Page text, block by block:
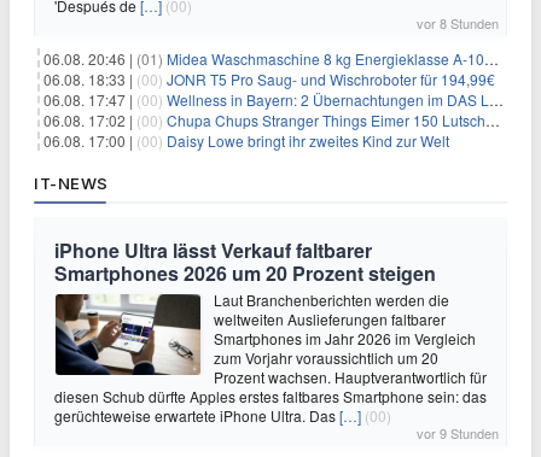
'Después de […] (00)
vor 8 Stunden
06.08. 20:46 | (01) Midea Waschmaschine 8 kg Energieklasse A-10% 1400 U/Min für 289,97€
06.08. 18:33 | (00) JONR T5 Pro Saug- und Wischroboter für 194,99€
06.08. 17:47 | (00) Wellness in Bayern: 2 Übernachtungen im DAS LUDWIG Sports Resort inkl. HP + Wellness ab 174€ p.P.
06.08. 17:02 | (00) Chupa Chups Stranger Things Eimer 150 Lutscher für 21,95€
06.08. 17:00 | (00) Daisy Lowe bringt ihr zweites Kind zur Welt
IT-NEWS
iPhone Ultra lässt Verkauf faltbarer
Smartphones 2026 um 20 Prozent steigen
Laut Branchenberichten werden die
weltweiten Auslieferungen faltbarer
Smartphones im Jahr 2026 im Vergleich
zum Vorjahr voraussichtlich um 20
Prozent wachsen. Hauptverantwortlich für
diesen Schub dürfte Apples erstes faltbares Smartphone sein: das
gerüchteweise erwartete iPhone Ultra. Das[…] (00)
vor 9 Stunden